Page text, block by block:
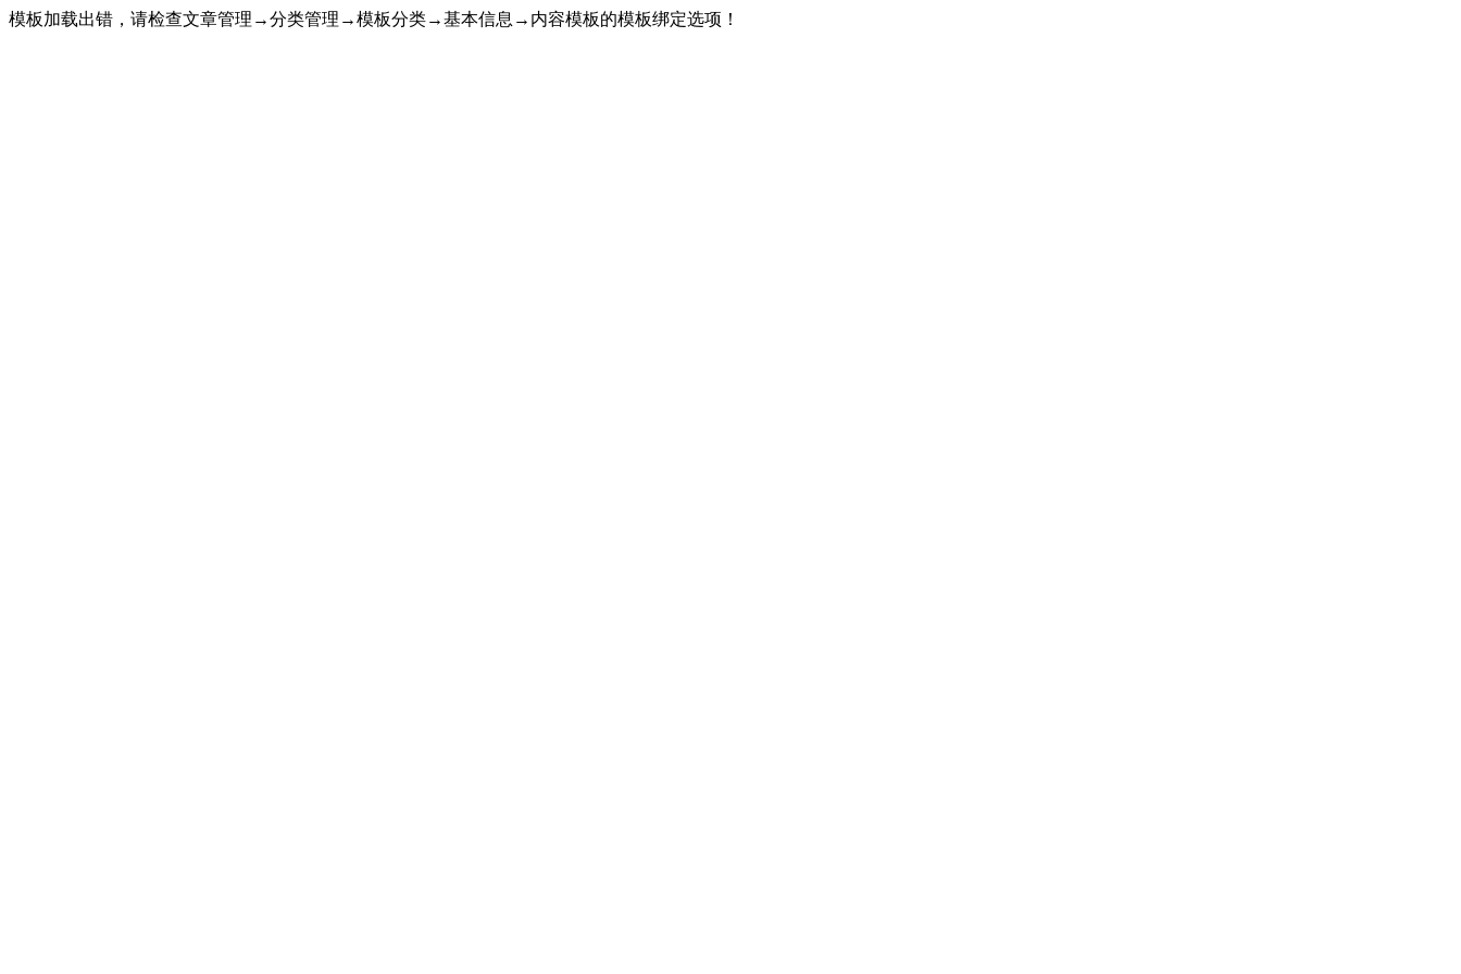
模板加载出错，请检查文章管理→分类管理→模板分类→基本信息→内容模板的模板绑定选项！